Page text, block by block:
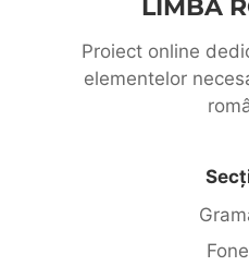
LIMBA
Proiect online
elementelor